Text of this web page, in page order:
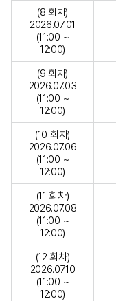
(8 회차)
2026.07.01
(11:00 ~
12:00)
(9 회차)
2026.07.03
(11:00 ~
12:00)
(10 회차)
2026.07.06
(11:00 ~
12:00)
(11 회차)
2026.07.08
(11:00 ~
12:00)
(12 회차)
2026.07.10
(11:00 ~
12:00)